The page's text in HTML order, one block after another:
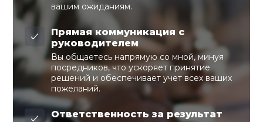
вашим ожиданиям.
Прямая коммуникация с
руководителем
Вы общаетесь напрямую со мной, минуя
посредников, что ускоряет принятие
решений и обеспечивает учет всех ваших
пожеланий.
Ответственность за результат